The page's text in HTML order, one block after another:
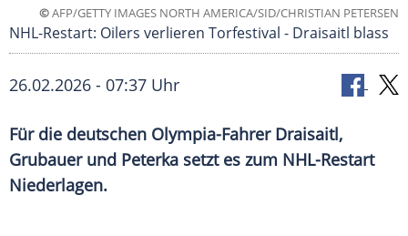
©AFP/GETTY IMAGES NORTH AMERICA/SID/CHRISTIAN PETERSEN
NHL-Restart: Oilers verlieren Torfestival - Draisaitl blass
26.02.2026 - 07:37 Uhr
Für die deutschen Olympia-Fahrer Draisaitl,
Grubauer und Peterka setzt es zum NHL-Restart
Niederlagen.